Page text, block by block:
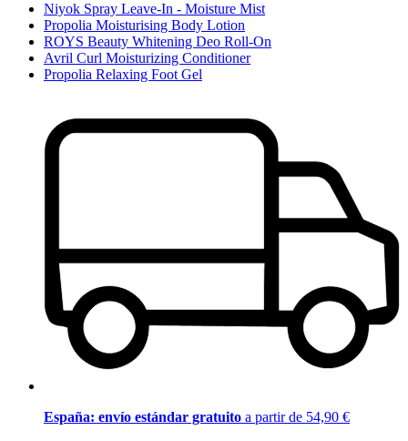
Niyok Spray Leave-In - Moisture Mist
Propolia Moisturising Body Lotion
ROYS Beauty Whitening Deo Roll-On
Avril Curl Moisturizing Conditioner
Propolia Relaxing Foot Gel
España: envío estándar gratuito a partir de 54,90 €